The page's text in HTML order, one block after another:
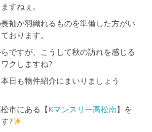
すねぇ。
袖か羽織れるものを準備した方がい
おります。
ですが、こうして秋の訪れを感じる
クしますね?
日も物件紹介にまいりましょう
市にある【Kマンスリー高松南】を
?